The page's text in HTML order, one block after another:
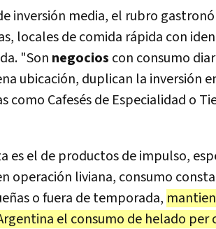
inversión media, el rubro
locales de comida rápida con
"Son negocios con consumo
ubicación, duplican la inversión
como Cafesés de Especialidad o
es el de productos de impulso,
operación liviana, consumo
o fuera de temporada,
el consumo de helado